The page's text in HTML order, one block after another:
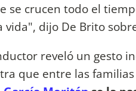
se crucen todo el
vida", dijo De Brito
reveló un gesto
que entre las